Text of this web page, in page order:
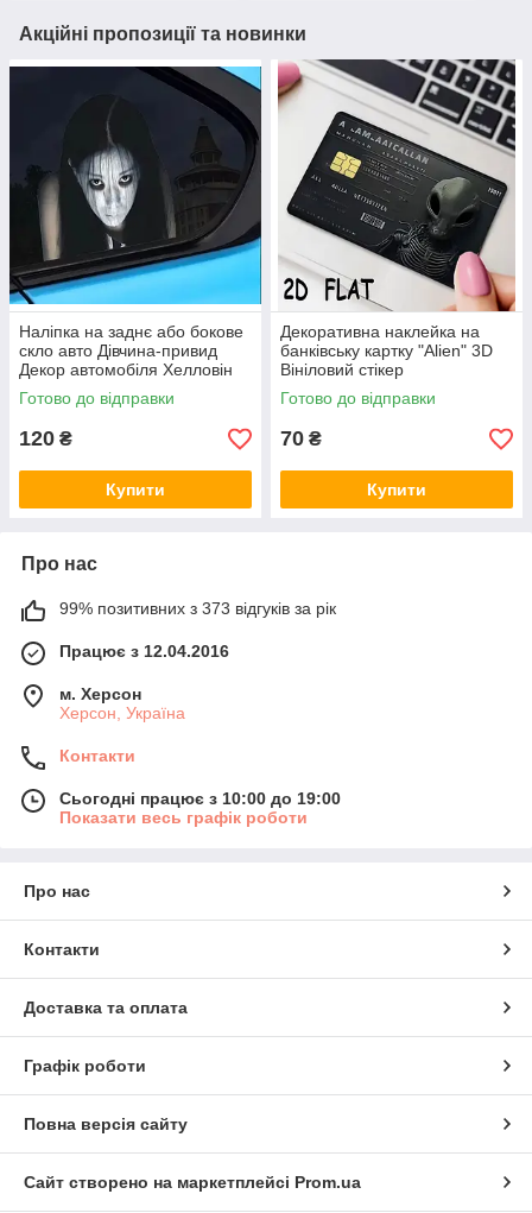
Акційні пропозиції та новинки
Наліпка на заднє або бокове
скло авто Дівчина-привид
Декор автомобіля Хелловін
хорор-декор
Готово до відправки
120 ₴
Купити
Декоративна наклейка на
банківську картку "Alien" 3D
Вініловий стікер
Готово до відправки
70 ₴
Купити
Про нас
99% позитивних з 373 відгуків за рік
Працює з 12.04.2016
м. Херсон
Херсон, Україна
Контакти
Сьогодні працює з 10:00 до 19:00
Показати весь графік роботи
Про нас
Контакти
Доставка та оплата
Графік роботи
Повна версія сайту
Сайт створено на маркетплейсі Prom.ua